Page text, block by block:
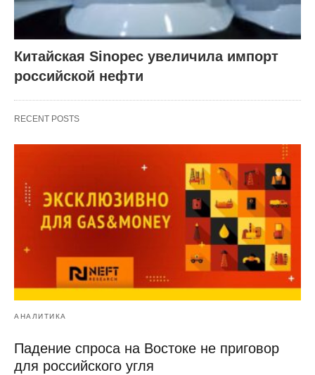
Китайская Sinopec увеличила импорт
российской нефти
RECENT POSTS
АНАЛИТИКА
Падение спроса на Востоке не приговор
для российского угля